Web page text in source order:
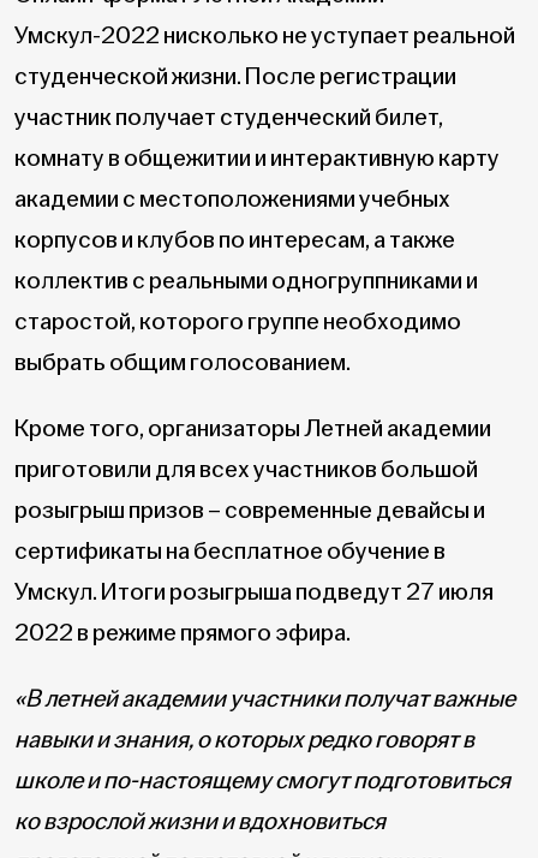
Умскул-2022 нисколько не уступает реальной
студенческой жизни. После регистрации
участник получает студенческий билет,
комнату в общежитии и интерактивную карту
академии с местоположениями учебных
корпусов и клубов по интересам, а также
коллектив с реальными одногруппниками и
старостой, которого группе необходимо
выбрать общим голосованием.
Кроме того, организаторы Летней академии
приготовили для всех участников большой
розыгрыш призов – современные девайсы и
сертификаты на бесплатное обучение в
Умскул. Итоги розыгрыша подведут 27 июля
2022 в режиме прямого эфира.
«В летней академии участники получат важные
навыки и знания, о которых редко говорят в
школе и по-настоящему смогут подготовиться
ко взрослой жизни и вдохновиться